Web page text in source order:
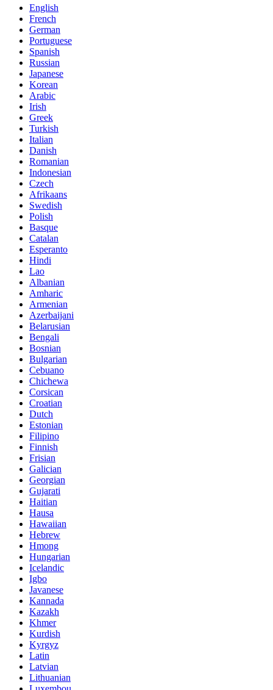
English
French
German
Portuguese
Spanish
Russian
Japanese
Korean
Arabic
Irish
Greek
Turkish
Italian
Danish
Romanian
Indonesian
Czech
Afrikaans
Swedish
Polish
Basque
Catalan
Esperanto
Hindi
Lao
Albanian
Amharic
Armenian
Azerbaijani
Belarusian
Bengali
Bosnian
Bulgarian
Cebuano
Chichewa
Corsican
Croatian
Dutch
Estonian
Filipino
Finnish
Frisian
Galician
Georgian
Gujarati
Haitian
Hausa
Hawaiian
Hebrew
Hmong
Hungarian
Icelandic
Igbo
Javanese
Kannada
Kazakh
Khmer
Kurdish
Kyrgyz
Latin
Latvian
Lithuanian